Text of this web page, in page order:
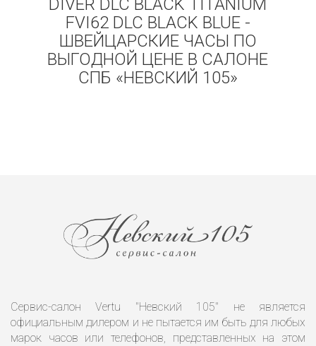
DIVER DLC BLACK TITANIUM
FVI62 DLC BLACK BLUE -
ШВЕЙЦАРСКИЕ ЧАСЫ ПО
ВЫГОДНОЙ ЦЕНЕ В САЛОНЕ
СПБ «НЕВСКИЙ 105»
Сервис-салон Vertu "Невский 105" не является
официальным дилером и не пытается им быть для любых
марок часов или телефонов, представленных на этом